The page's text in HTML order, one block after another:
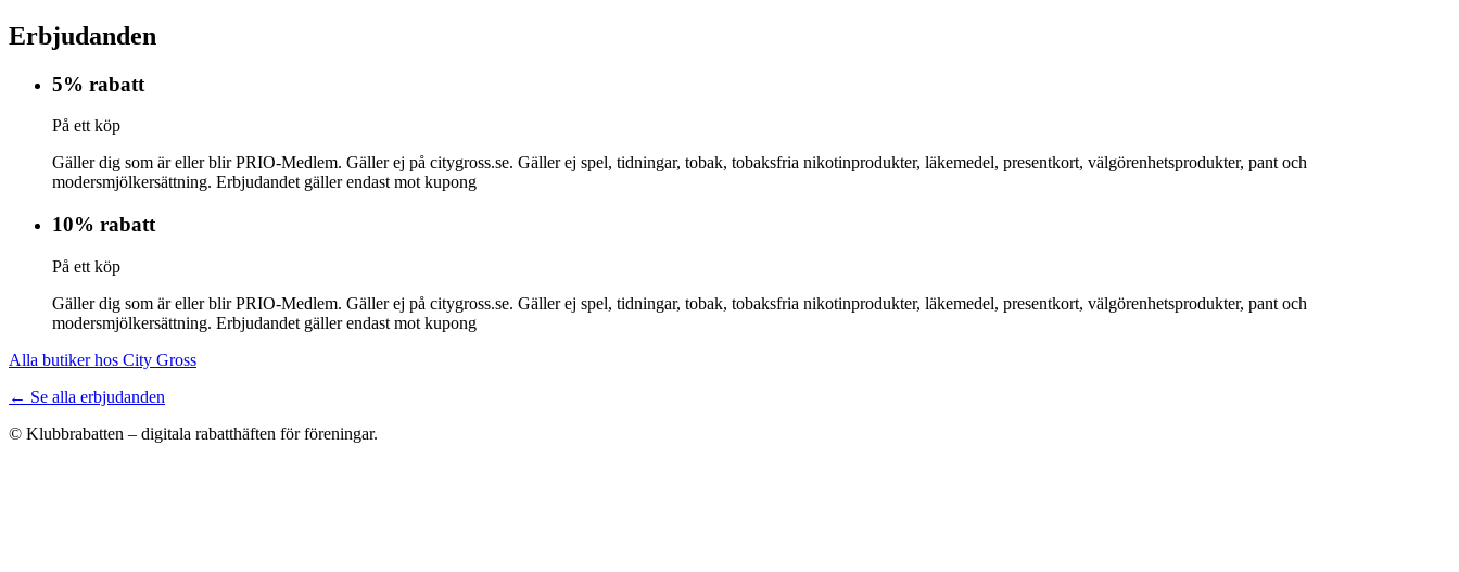
Erbjudanden
5% rabatt
På ett köp
Gäller dig som är eller blir PRIO-Medlem. Gäller ej på citygross.se. Gäller ej spel, tidningar, tobak, tobaksfria nikotinprodukter, läkemedel, presentkort, välgörenhetsprodukter, pant och
modersmjölkersättning. Erbjudandet gäller endast mot kupong
10% rabatt
På ett köp
Gäller dig som är eller blir PRIO-Medlem. Gäller ej på citygross.se. Gäller ej spel, tidningar, tobak, tobaksfria nikotinprodukter, läkemedel, presentkort, välgörenhetsprodukter, pant och
modersmjölkersättning. Erbjudandet gäller endast mot kupong
Alla butiker hos City Gross
← Se alla erbjudanden
© Klubbrabatten – digitala rabatthäften för föreningar.